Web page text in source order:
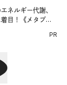
ネルギー代謝、
目！《メタプラ
PR